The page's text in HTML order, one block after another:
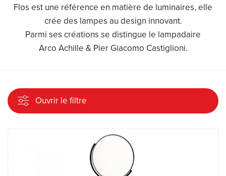
Flos est une référence en matière de luminaires, elle
crée des lampes au design innovant.
Parmi ses créations se distingue le lampadaire
Arco Achille & Pier Giacomo Castiglioni.
Ouvrir le filtre